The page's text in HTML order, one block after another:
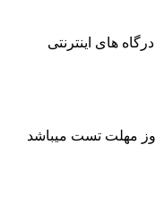
های اینترنتی